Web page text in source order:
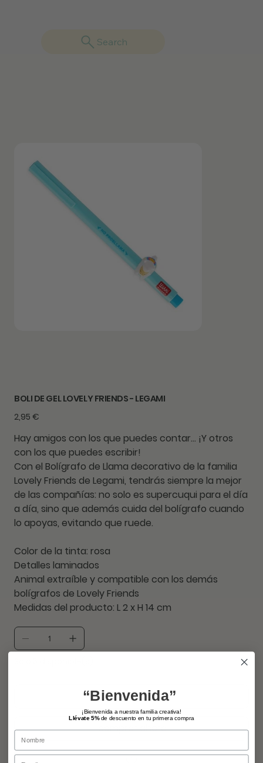
Search
BOLI DE GEL LOVELY FRIENDS - LEGAMI
Precio
2,95 €
Hay amigos con los que puedes contar... ¡Y otros
con los que puedes escribir!
Con el Bolígrafo de Llama decorativo de la familia
Lovely Friends de Legami, tendrás siempre la mejor
de las compañías: no solo es supercuqui para el día
a día, sino que además cuida del bolígrafo cuando
lo apoyas, evitando que ruede.
Color de la tinta: rosa
Detalles laminados
Animal extraíble y compatible con los demás
bolígrafos de Lovely Friends
Medidas del producto: L 2 x H 14 cm
agregar
comprar ahora
“Bienvenida”
¡Bienvenida a nuestra familia creativa!
Llévate 5%de descuento en tu primera compra
Name
Email